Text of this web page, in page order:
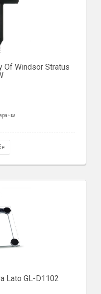
Of Windsor Stratus
Lato GL-D1102